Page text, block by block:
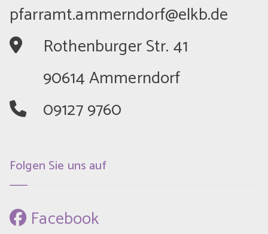
	Rothenburger Str. 41
	90614 Ammerndorf
	09127 9760
Folgen Sie uns auf
Facebook